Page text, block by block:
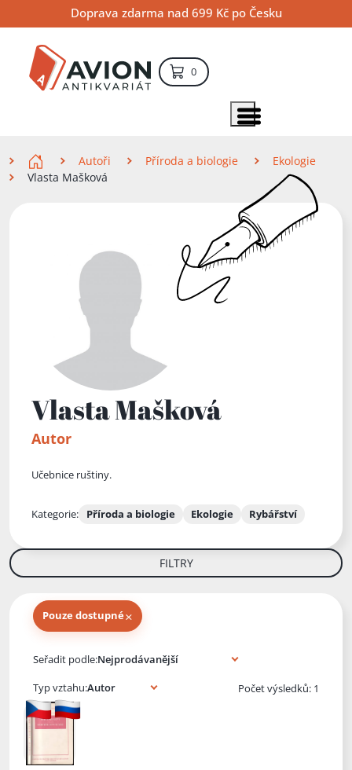
na
obsah
na
navigaci
na
vyhledávání
Doprava zdarma nad 699 Kč po Česku
0položek – košík
Zobrazit položky menu
Autoři Příroda a biologie
Ekologie
Vlasta Mašková
Vlasta Mašková
Autor
Učebnice ruštiny.
Kategorie: Příroda a biologie Ekologie Rybářství
FILTRY
Pouze dostupné×
Seřadit podle:
Typ vztahu:
Počet výsledků: 1